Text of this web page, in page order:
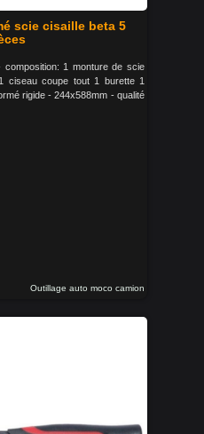
scie cisaille beta 5
1 monture de scie
ciseau coupe tout 1 burette 1
rigide - 244x588mm - qualité
Outillage auto moco camion